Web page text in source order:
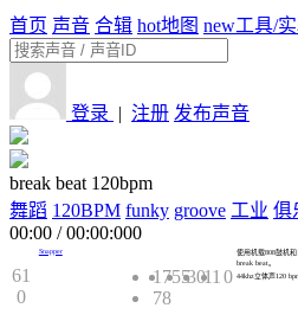
首页 声音 合辑 hot地图 new工具/
登录 | 注册 发布声音
break beat 120bpm
舞蹈 120BPM funky groove 工业 俱
00:00 /00:00:000
61
0
Snapper
17553011 0
78
使用机载808鼓机
break beat。
44khz立体声120